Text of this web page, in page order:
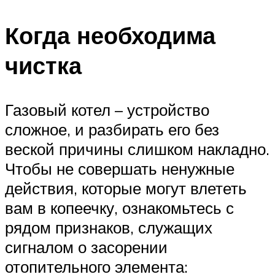
Когда необходима
чистка
Газовый котел – устройство
сложное, и разбирать его без
веской причины слишком накладно.
Чтобы не совершать ненужные
действия, которые могут влететь
вам в копеечку, ознакомьтесь с
рядом признаков, служащих
сигналом о засорении
отопительного элемента: